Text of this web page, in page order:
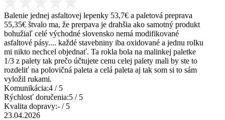
Balenie jednej asfaltovej lepenky 53,7€ a paletová preprava
55,35€ štvalo ma, že prerpava je drahšia ako samotný produkt
bohužiaľ celé východné slovensko nemá modifikované
asfaltové pásy.... každé stavebniny iba oxidované a jednu rolku
mi nikto nechcel objednať. Ta rokla bola na malinkej paletke
1/3 z palety tak prečo účtujete cenu celej palety mali by ste to
rozdeliť na polovičná paleta a celá paleta aj tak som si to sám
vyložil rukami.
Komunikácia:4 / 5
Rýchlosť doručenia:5 / 5
Kvalita dopravy:- / 5
23.04.2026